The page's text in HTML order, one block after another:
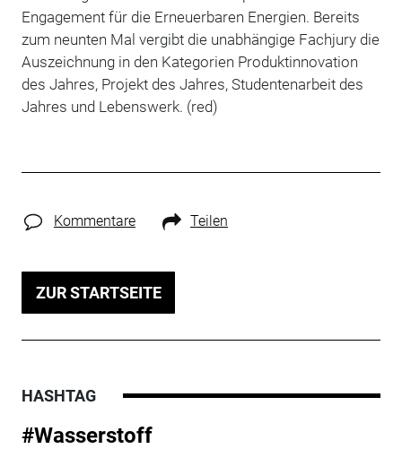
Engagement für die Erneuerbaren Energien. Bereits
zum neunten Mal vergibt die unabhängige Fachjury die
Auszeichnung in den Kategorien Produktinnovation
des Jahres, Projekt des Jahres, Studentenarbeit des
Jahres und Lebenswerk. (red)
Kommentare Teilen
ZUR STARTSEITE
HASHTAG
#Wasserstoff